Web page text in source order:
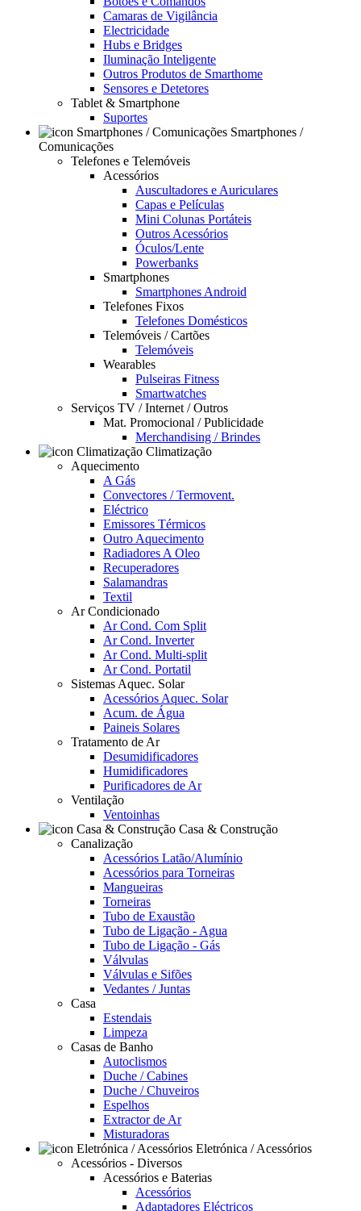
Camaras de Vigilância
Electricidade
Hubs e Bridges
Iluminação Inteligente
Outros Produtos de Smarthome
Sensores e Detetores
Tablet & Smartphone
Suportes
Smartphones /
Comunicações
Telefones e Telemóveis
Acessórios
Auscultadores e Auriculares
Capas e Películas
Mini Colunas Portáteis
Outros Acessórios
Óculos/Lente
Powerbanks
Smartphones
Smartphones Android
Telefones Fixos
Telefones Domésticos
Telemóveis / Cartões
Telemóveis
Wearables
Pulseiras Fitness
Smartwatches
Serviços TV / Internet / Outros
Mat. Promocional / Publicidade
Merchandising / Brindes
Climatização
Aquecimento
A Gás
Convectores / Termovent.
Eléctrico
Emissores Térmicos
Outro Aquecimento
Radiadores A Oleo
Recuperadores
Salamandras
Textil
Ar Condicionado
Ar Cond. Com Split
Ar Cond. Inverter
Ar Cond. Multi-split
Ar Cond. Portatil
Sistemas Aquec. Solar
Acessórios Aquec. Solar
Acum. de Água
Paineis Solares
Tratamento de Ar
Desumidificadores
Humidificadores
Purificadores de Ar
Ventilação
Ventoinhas
Casa & Construção
Canalização
Acessórios Latão/Alumínio
Acessórios para Torneiras
Mangueiras
Torneiras
Tubo de Exaustão
Tubo de Ligação - Agua
Tubo de Ligação - Gás
Válvulas
Válvulas e Sifões
Vedantes / Juntas
Casa
Estendais
Limpeza
Casas de Banho
Autoclismos
Duche / Cabines
Duche / Chuveiros
Espelhos
Extractor de Ar
Misturadoras
Eletrónica / Acessórios
Acessórios - Diversos
Acessórios e Baterias
Acessórios
Adaptadores Eléctricos